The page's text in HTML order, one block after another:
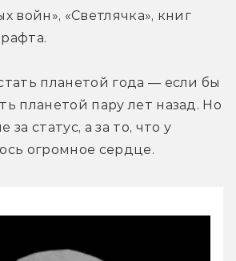
войн», «Светлячка», книг
планетой года — если бы
планетой пару лет назад. Но
статус, а за то, что у
огромное сердце.